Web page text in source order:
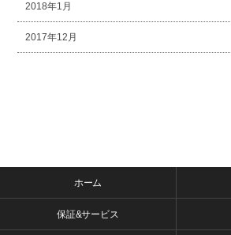
2018年1月
2017年12月
ホーム
保証&サービス